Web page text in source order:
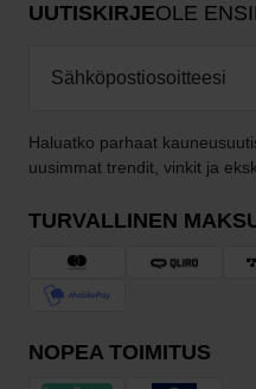
UUTISKIRJEOLE
Haluatko parhaat
uusimmat trendit, vinkit ja
TURVALLINEN
NOPEA TOIMITUS